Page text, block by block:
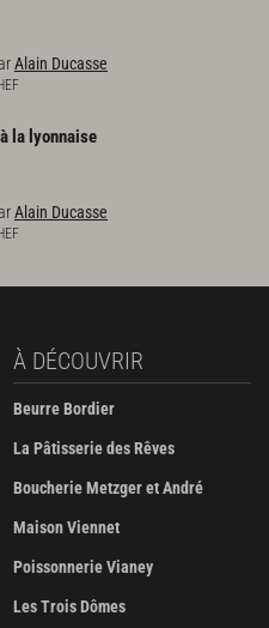
Alain Ducasse
à la lyonnaise
Alain Ducasse
À DÉCOUVRIR
Beurre Bordier
La Pâtisserie des Rêves
Boucherie Metzger et André
Maison Viennet
Poissonnerie Vianey
Les Trois Dômes